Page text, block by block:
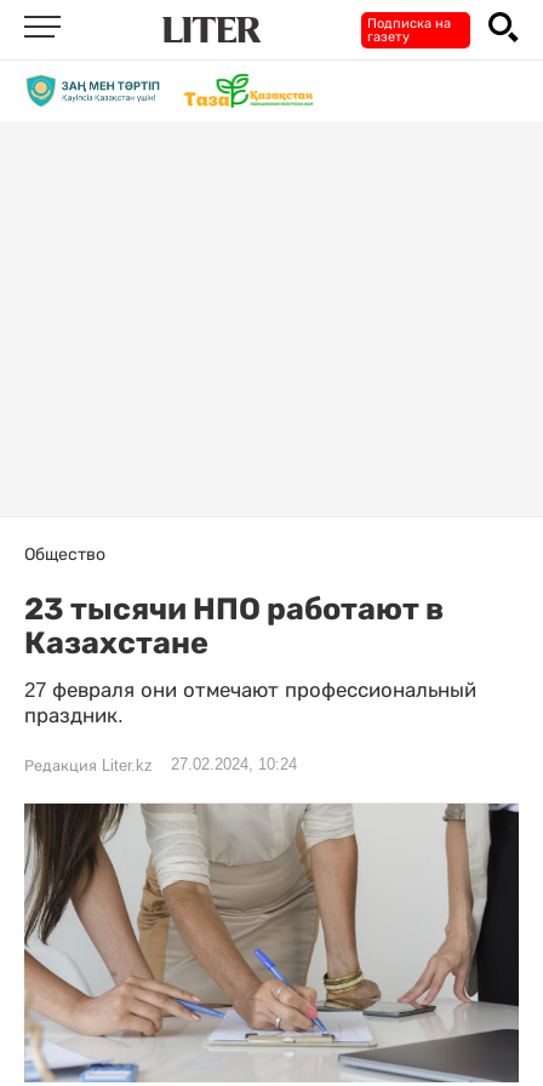
Подписка на
газету
Общество
23 тысячи НПО работают в
Казахстане
27 февраля они отмечают профессиональный
праздник.
Редакция Liter.kz 27.02.2024, 10:24